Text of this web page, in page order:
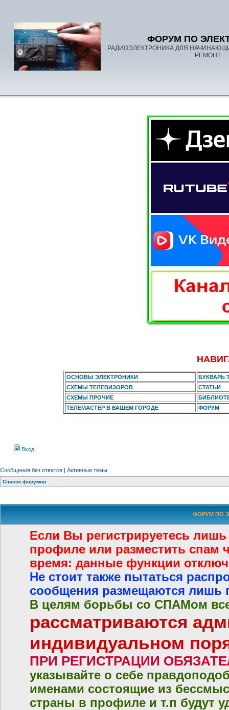
ФОРУМ ПО
РАДИОЭЛЕКТРОНИКА ДЛЯ
РЕМОНТ
ОСНОВЫ ЭЛЕКТРОНИКИ
БУКВАРЬ
СХЕМЫ ТЕЛЕВИЗОРОВ
СТАТЬИ
СХЕМЫ ПРОЧИЕ
ТЕЛЕМАСТЕР В ВАШЕМ ГОРОДЕ
ФОРУМ
Вход
Сообщения без ответов | Активные темы
Список форумов
ФОРУМ ПО
Если Вы регистрируетесь
профиле или разместить спам
время: данные функции
Не стоит также пытаться
сообщения размещаются лишь
В целям борьбы со СПАМом все
рассматриваются
индивидуальном
ПРИ РЕГИСТРАЦИИ
указывайте о себе
именами состоящие из
страны в профиле и т.п будут